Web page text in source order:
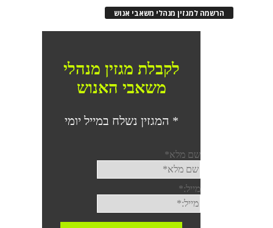
הרשמה למגזין מנהלי משאבי אנוש